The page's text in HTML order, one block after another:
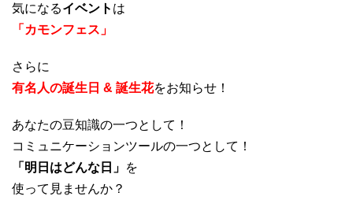
気になるイベント は
「カモンフェス」
さらに
有名人の誕生日 & 誕生花をお知らせ！
あなたの豆知識の一つとして！
コミュニケーションツールの一つとして！
「明日はどんな日」 を
使って見ませんか？